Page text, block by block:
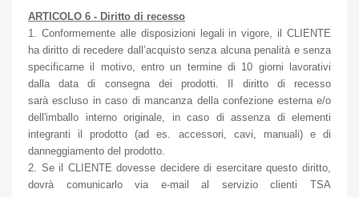
ARTICOLO 6 - Diritto di recesso
1. Conformemente alle disposizioni legali in vigore, il CLIENTE
ha diritto di recedere dall’acquisto senza alcuna penalità e senza
specificarne il motivo, entro un termine di 10 giorni lavorativi
dalla data di consegna dei prodotti. Il diritto di recesso
sarà escluso in caso di mancanza della confezione esterna e/o
dell'imballo interno originale, in caso di assenza di elementi
integranti il prodotto (ad es. accessori, cavi, manuali) e di
danneggiamento del prodotto.
2. Se il CLIENTE dovesse decidere di esercitare questo diritto,
dovrà comunicarlo via e-mail al servizio clienti TSA